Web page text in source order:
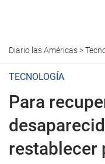
Diario las Américas>
TECNOLOGÍA
Para
restablecer